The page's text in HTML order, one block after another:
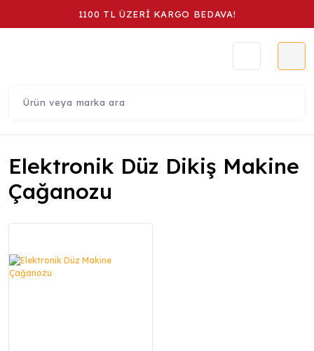
1100 TL ÜZERİ KARGO BEDAVA!
Elektronik Düz Dikiş Makine
Çağanozu